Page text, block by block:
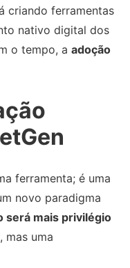
criando ferramentas
nativo digital dos
o tempo, a adoção
ferramenta; é uma
novo paradigma
será mais privilégio
, mas uma